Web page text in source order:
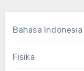
Bahasa Indonesia
Fisika